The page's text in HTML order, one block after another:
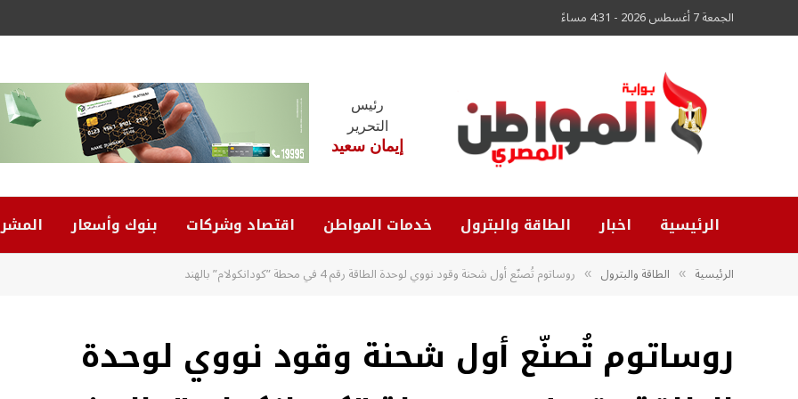
الجمعة 7 أغسطس 2026 - 4:31 مساءً
رئيس
التحرير
إيمان سعيد
الرئيسية اخبار الطاقة والبترول خدمات المواطن اقتصاد وشركات بنوك وأسعار
الرئيسية » الطاقة والبترول » روساتوم تُصنّع أول شحنة وقود نووي لوحدة الطاقة رقم 4 في محطة ”كودانكولام” بالهند
روساتوم تُصنّع أول شحنة وقود نووي لوحدة